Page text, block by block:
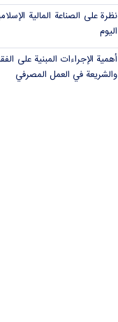
نظرة على الصناعة المالية
اليوم
أهمية الإجراءات المبنية على
والشريعة في العمل المصرفي